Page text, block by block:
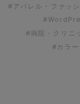
#アパレル・ファッ
#病院・クリニ
#カラ